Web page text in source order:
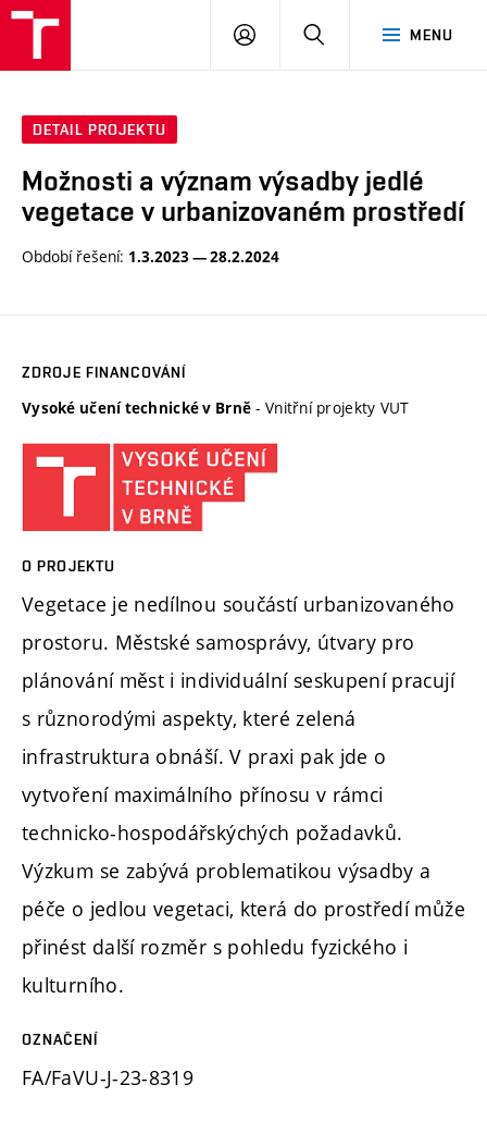
MENU
PŘIHLÁSIT
DETAIL PROJEKTU
Možnosti a význam výsadby jedlé
vegetace v urbanizovaném prostředí
Období řešení: 1.3.2023 — 28.2.2024
ZDROJE FINANCOVÁNÍ
Vysoké učení technické v Brně - Vnitřní projekty VUT
O PROJEKTU
Vegetace je nedílnou součástí urbanizovaného
prostoru. Městské samosprávy, útvary pro
plánování měst i individuální seskupení pracují
s různorodými aspekty, které zelená
infrastruktura obnáší. V praxi pak jde o
vytvoření maximálního přínosu v rámci
technicko-hospodářskýchých požadavků.
Výzkum se zabývá problematikou výsadby a
péče o jedlou vegetaci, která do prostředí může
přinést další rozměr s pohledu fyzického i
kulturního.
OZNAČENÍ
FA/FaVU-J-23-8319